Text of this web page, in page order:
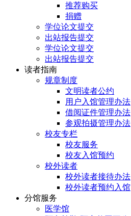
推荐购买
捐赠
学位论文提交
出站报告提交
学位论文提交
出站报告提交
读者指南
规章制度
文明读者公约
用户入馆管理办法
借阅证件管理办法
参观拍摄管理办法
校友专栏
校友服务
校友入馆预约
校外读者
校外读者接待办法
校外读者预约入馆
分馆服务
医学馆